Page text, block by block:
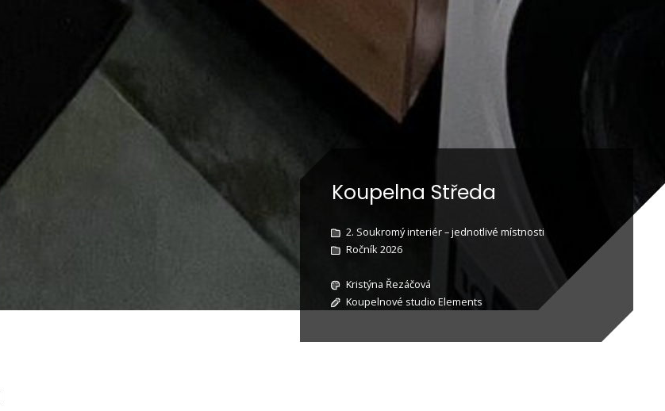
Koupelna Středa
2. Soukromý interiér – jednotlivé místnosti
Ročník 2026
Kristýna Řezáčová
Koupelnové studio Elements